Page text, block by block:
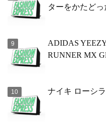
ターをかたど
ADIDAS
RUNNER MX
ナイキ ローシ